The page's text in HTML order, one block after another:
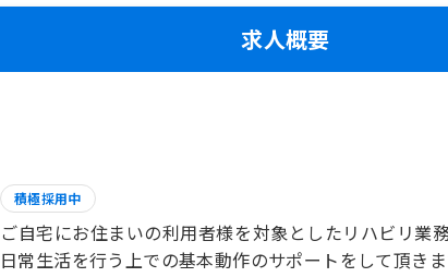
求人概要
積極採用中
ご自宅にお住まいの利用者様を対象としたリハビリ業
日常生活を行う上での基本動作のサポートをして頂きま